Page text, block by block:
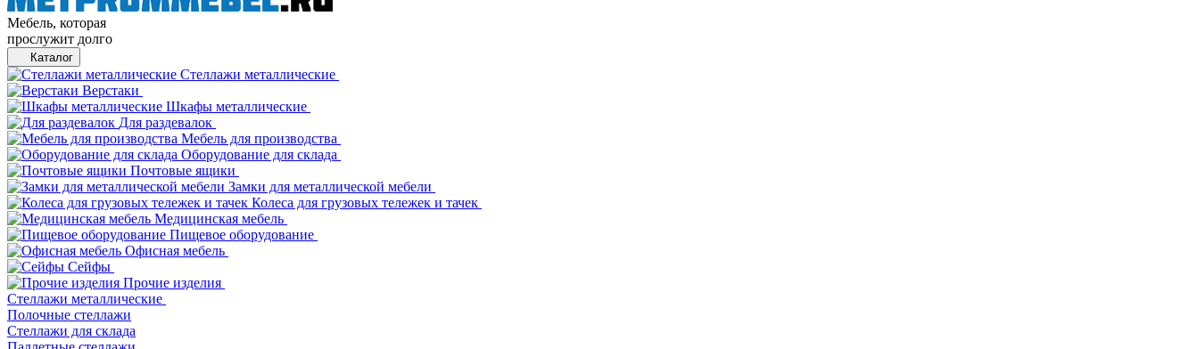
Мебель, которая
прослужит долго
Каталог
Стеллажи металлические
Верстаки
Шкафы металлические
Для раздевалок
Мебель для производства
Оборудование для склада
Почтовые ящики
Замки для металлической мебели
Колеса для грузовых тележек и тачек
Медицинская мебель
Пищевое оборудование
Офисная мебель
Сейфы
Прочие изделия
Стеллажи металлические
Полочные стеллажи
Стеллажи для склада